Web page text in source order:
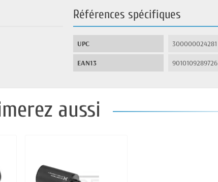
Références spécifiques
UPC 300000024281
EAN13 9010109289726
aussi